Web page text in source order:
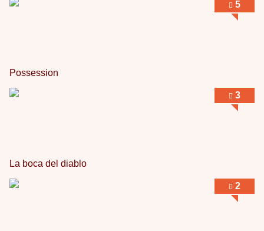
5
Possession
3
La boca del diablo
2